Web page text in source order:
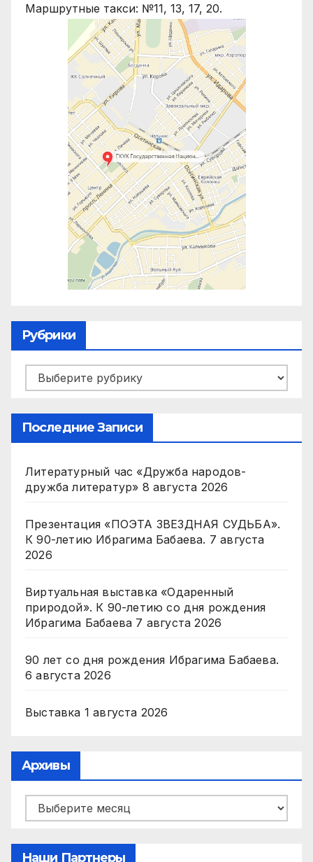
Маршрутные такси: №11, 13, 17, 20.
Рубрики
Рубрики
Последние Записи
Литературный час «Дружба народов-
дружба литератур» 8 августа 2026
Презентация «ПОЭТА ЗВЕЗДНАЯ СУДЬБА».
К 90-летию Ибрагима Бабаева. 7 августа
2026
Виртуальная выставка «Одаренный
природой». К 90-летию со дня рождения
Ибрагима Бабаева 7 августа 2026
90 лет со дня рождения Ибрагима Бабаева.
6 августа 2026
Выставка 1 августа 2026
Архивы
Архивы
Наши Партнеры